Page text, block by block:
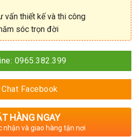
vấn thiết kế và thi công
sóc trọn đời
0965.382.399
Chat Facebook
HÀNG NGAY
nhận và giao hàng tận nơi